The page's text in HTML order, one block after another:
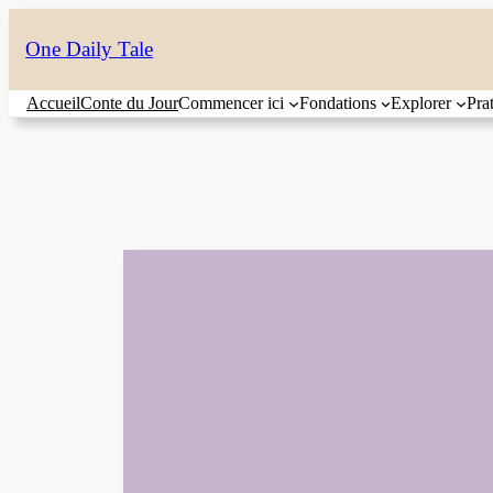
au
contenu
One Daily Tale
AccueilConte du JourCommencer ici Fondations Explorer